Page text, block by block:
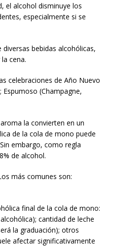
el alcohol disminuye los
especialmente si se
bebidas alcohólicas,
cena.
celebraciones de Año Nuevo
Espumoso (Champagne,
la convierten en un
de la cola de mono puede
embargo, como regla
de alcohol.
más comunes son:
final de la cola de mono:
cantidad de leche
la graduación); otros
afectar significativamente